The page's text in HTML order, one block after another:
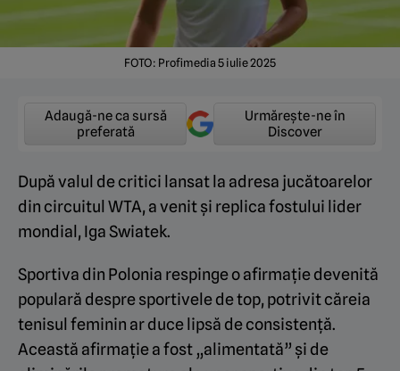
FOTO: Profimedia 5 iulie 2025
Adaugă-ne ca sursă
preferată
Urmărește-ne în
Discover
După valul de critici lansat la adresa jucătoarelor
din circuitul WTA, a venit și replica fostului lider
mondial, Iga Swiatek.
Sportiva din Polonia respinge o afirmație devenită
populară despre sportivele de top, potrivit căreia
tenisul feminin ar duce lipsă de consistență.
Această afirmație a fost „alimentată” și de